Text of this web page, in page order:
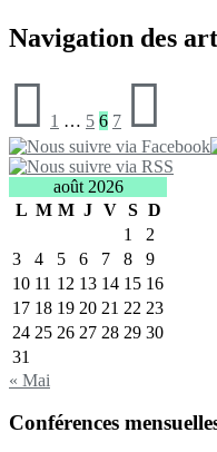
Navigation des
1 … 5 6 7
août 2026
L M M J V S D
1
2
3
4 5 6 7 8
9
10 11 12 13 14 15 16
17 18 19 20 21 22 23
24 25 26 27 28 29 30
31
« Mai
Conférences